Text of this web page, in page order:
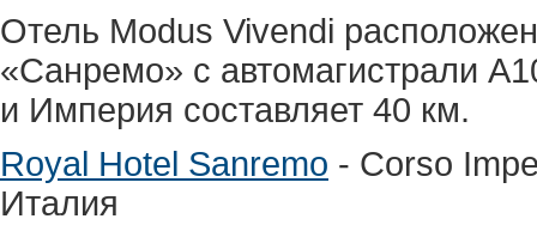
Отель Modus Vivendi
«Санремо» с автомагистрали
и Империя составляет 40 км.
Royal Hotel Sanremo - Corso
Италия